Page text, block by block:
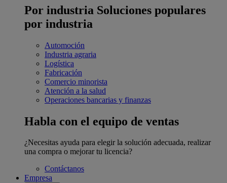
Por industria Soluciones populares
por industria
Automoción
Industria agraria
Logística
Fabricación
Comercio minorista
Atención a la salud
Operaciones bancarias y finanzas
Habla con el equipo de ventas
¿Necesitas ayuda para elegir la solución adecuada, realizar
una compra o mejorar tu licencia?
Contáctanos
Empresa